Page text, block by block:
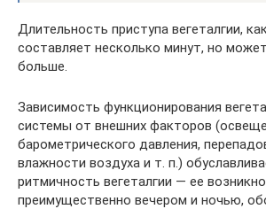
Длительность приступа вегеталгии,
составляет несколько минут, но
больше.
Зависимость функционирования
системы от внешних факторов
барометрического давления,
влажности воздуха и т. п.)
ритмичность вегеталгии — ее
преимущественно вечером и ночью,